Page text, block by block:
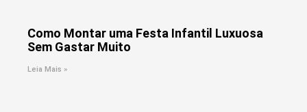
Como Montar uma Festa Infantil Luxuosa
Sem Gastar Muito
Leia Mais »